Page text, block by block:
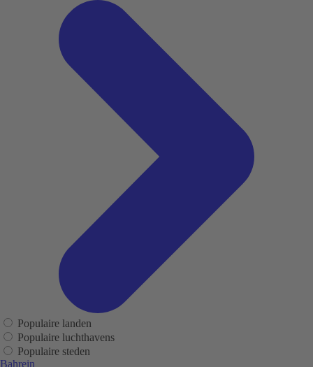
Populaire landen
Populaire luchthavens
Populaire steden
Bahrein